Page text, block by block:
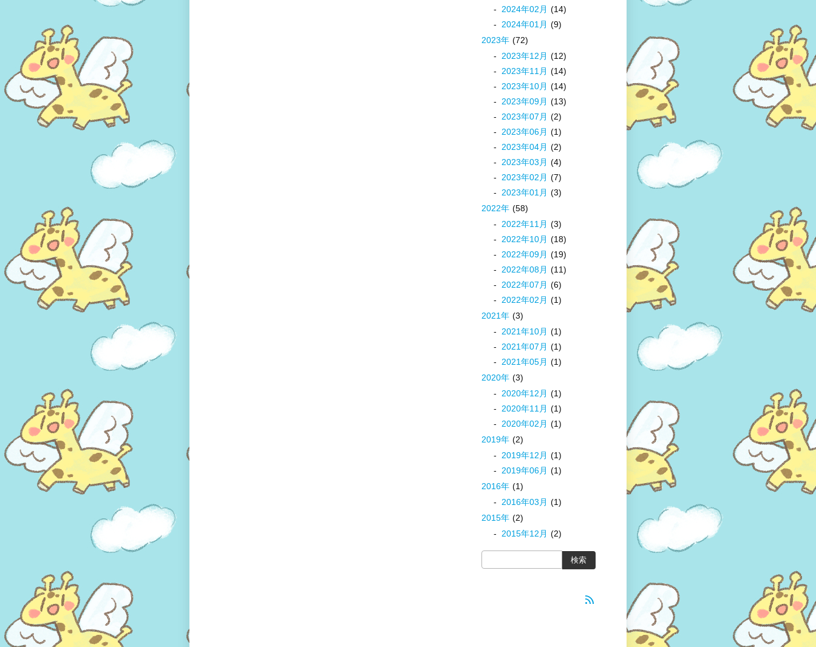
2024年02月 (14)
2024年01月 (9)
2023年 (72)
2023年12月 (12)
2023年11月 (14)
2023年10月 (14)
2023年09月 (13)
2023年07月 (2)
2023年06月 (1)
2023年04月 (2)
2023年03月 (4)
2023年02月 (7)
2023年01月 (3)
2022年 (58)
2022年11月 (3)
2022年10月 (18)
2022年09月 (19)
2022年08月 (11)
2022年07月 (6)
2022年02月 (1)
2021年 (3)
2021年10月 (1)
2021年07月 (1)
2021年05月 (1)
2020年 (3)
2020年12月 (1)
2020年11月 (1)
2020年02月 (1)
2019年 (2)
2019年12月 (1)
2019年06月 (1)
2016年 (1)
2016年03月 (1)
2015年 (2)
2015年12月 (2)
rss_feed